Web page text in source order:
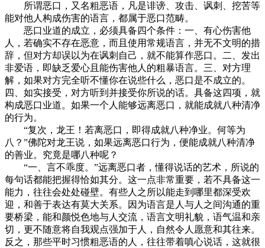
所谓恶口，又名粗恶语，凡是诽谤、攻击、讽刺、挖苦等
能对他人构成伤害的语言，都属于恶口范畴。
恶口业道的成立，必须具备四个条件：一、有心伤害他
人，若确实不存在恶意，而且使用常规语言，并无不文明的措
辞，但对方却误以为在讽刺自己，就不能算作恶口。二、发出
非爱语，即缺乏爱心且能伤害他人的粗暴语言。三、对方理
解，如果对方完全听不懂你在说些什么，恶口是不成立的。
四、如实接受，对方听到并接受你所说的话。具备这四项，就
构成恶口业道。如果一个人能够远离恶口，就能成就八种清净
的行为。
“复次，龙王！若离恶口，即得成就八种净业。何等为
八？”佛陀对龙王说，如果远离恶口行为，便能成就八种清净
的善业。究竟是哪八种呢？
“一、言不乖度。”远离恶口者，懂得说话的艺术，所说的
每句话都能把握得恰如其分。这一点非常重要，若不具备这一
能力，往往会处处碰壁。有些人之所以能走到哪里都深受欢
迎，和善于表达有莫大关系。因为语言是人与人之间沟通的重
要桥梁，能和颜悦色地与人交流，语言文明礼貌，语气温和亲
切，更不随意将自我观点强加于人，自然令人愿意和其往来。
反之，那些平时习惯粗恶语的人，往往带着嗔心说话，这就很